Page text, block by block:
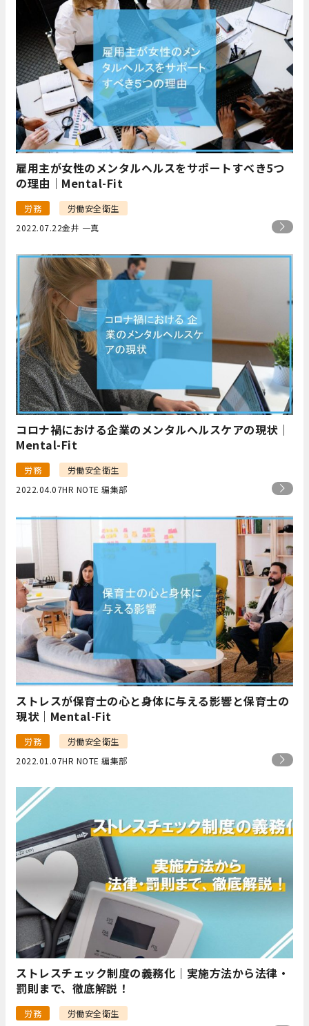
雇用主が女性のメンタルヘルスをサポートすべき5つ
の理由｜Mental-Fit
労務
労働安全衛生
2022.07.22金井 一真
コロナ禍における企業のメンタルヘルスケアの現状｜
Mental-Fit
労務
労働安全衛生
2022.04.07HR NOTE 編集部
ストレスが保育士の心と身体に与える影響と保育士の
現状｜Mental-Fit
労務
労働安全衛生
2022.01.07HR NOTE 編集部
ストレスチェック制度の義務化｜実施方法から法律・
罰則まで、徹底解説！
労務
労働安全衛生